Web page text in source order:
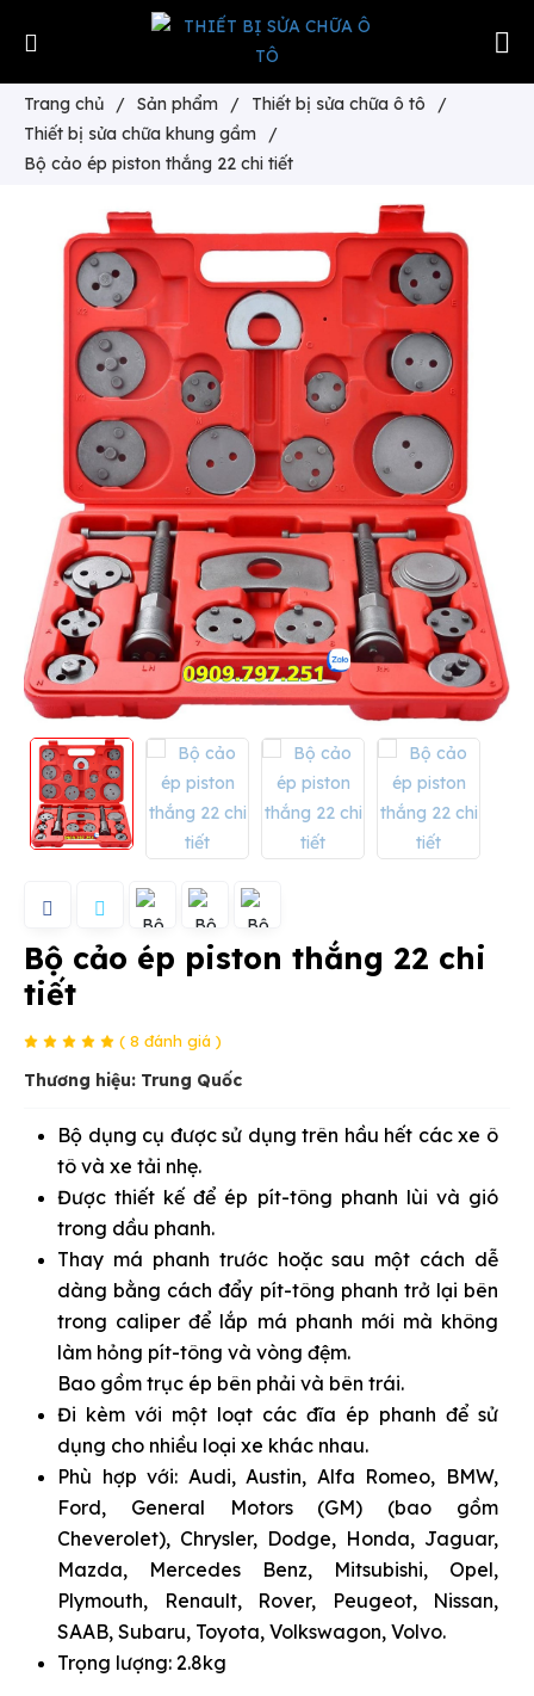
Trang chủ / Sản phẩm / Thiết bị sửa chữa ô tô
/
Thiết bị sửa chữa khung gầm
/
Bộ cảo ép piston thắng 22 chi tiết
Bộ cảo ép piston thắng 22 chi
tiết
( 8 đánh giá )
Thương hiệu: Trung Quốc
Bộ dụng cụ được sử dụng trên hầu hết các xe ô
tô và xe tải nhẹ.
Được thiết kế để ép pít-tông phanh lùi và gió
trong dầu phanh.
Thay má phanh trước hoặc sau một cách dễ
dàng bằng cách đẩy pít-tông phanh trở lại bên
trong caliper để lắp má phanh mới mà không
làm hỏng pít-tông và vòng đệm.
Bao gồm trục ép bên phải và bên trái.
Đi kèm với một loạt các đĩa ép phanh để sử
dụng cho nhiều loại xe khác nhau.
Phù hợp với: Audi, Austin, Alfa Romeo, BMW,
Ford, General Motors (GM) (bao gồm
Cheverolet), Chrysler, Dodge, Honda, Jaguar,
Mazda, Mercedes Benz, Mitsubishi, Opel,
Plymouth, Renault, Rover, Peugeot, Nissan,
SAAB, Subaru, Toyota, Volkswagon, Volvo.
Trọng lượng: 2.8kg